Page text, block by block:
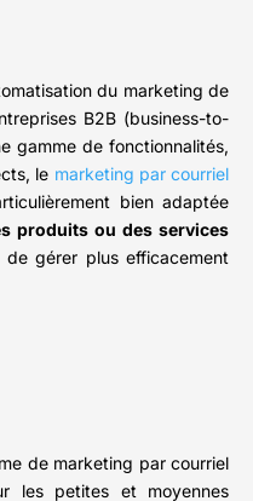
du marketing de
B2B (business-to-
gamme de fonctionnalités,
le marketing par courriel
bien adaptée
produits ou des services
gérer plus efficacement
de marketing par courriel
les petites et moyennes